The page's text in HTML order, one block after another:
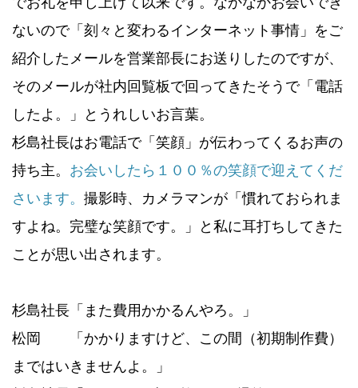
ないので「刻々と変わるインターネット事情」をご
紹介したメールを営業部長にお送りしたのですが、
そのメールが社内回覧板で回ってきたそうで「電話
したよ。」とうれしいお言葉。
杉島社長はお電話で「笑顔」が伝わってくるお声の
持ち主。 お会いしたら１００％の笑顔で迎えてくだ
さいます。 撮影時、カメラマンが「慣れておられま
すよね。完璧な笑顔です。」と私に耳打ちしてきた
ことが思い出されます。
杉島社長「また費用かかるんやろ。」
松岡 「かかりますけど、この間（初期制作費）
まではいきませんよ。」